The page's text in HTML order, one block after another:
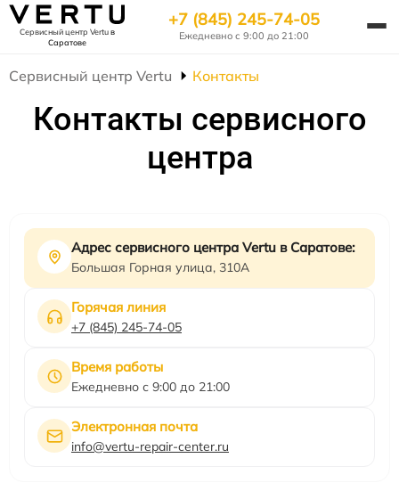
Сервисный центр Vertuв
Саратове
+7 (845) 245-74-05
Ежедневно с 9:00 до 21:00
Сервисный центр Vertu Контакты
Контакты сервисного
центра
Адрес сервисного центра Vertu в Саратове:
Большая Горная улица, 310А
Горячая линия
+7 (845) 245-74-05
Время работы
Ежедневно с 9:00 до 21:00
Электронная почта
info@vertu-repair-center.ru